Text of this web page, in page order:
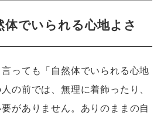
体でいられる心地よさ
っても「自然体でいられる心地
の前では、無理に着飾ったり、
がありません。ありのままの自